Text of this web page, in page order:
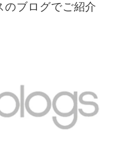
のブログでご紹介